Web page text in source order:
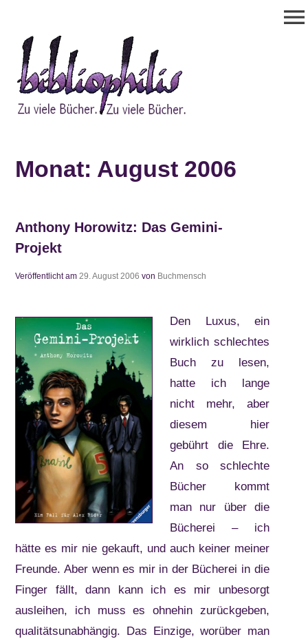
springen
menu
Monat: August 2006
Anthony Horowitz: Das Gemini-
Projekt
Veröffentlicht am 29. August 2006 von Buchmensch
Den Luxus, ein
wirklich schlechtes
Buch zu lesen,
hatte ich lange
nicht mehr, aber
diesem hier
gebührt die Ehre.
An so schlechte
Bücher kommt
man nur über die
Bücherei – ich
hätte es mir nie gekauft, und auch keiner meiner
Freunde. Aber wenn es mir in der Bücherei in die
Finger fällt, dann kann ich es mir unbesorgt
ausleihen, ich muss es ohnehin zurückgeben,
qualitätsunabhängig. Das Einzige, worüber man